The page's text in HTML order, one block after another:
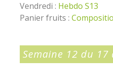
Vendredi : Hebdo S13
Panier fruits :
Semaine 12 du